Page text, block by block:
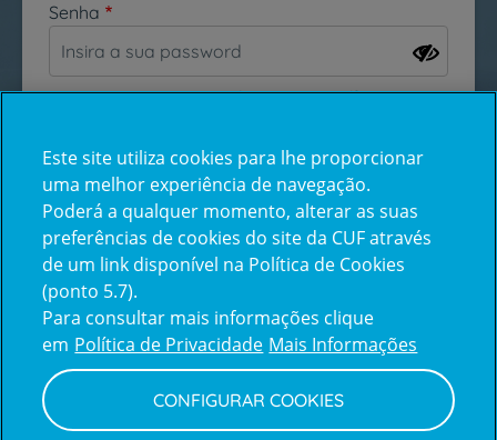
Senha
Esqueceu-se da sua password?
Inicie sessão com a Apple
Centro de Apoio ao Cliente | Política de Privacidade e Cookies
Este site utiliza cookies para lhe proporcionar
uma melhor experiência de navegação.
Poderá a qualquer momento, alterar as suas
preferências de cookies do site da CUF através
de um link disponível na Política de Cookies
(ponto 5.7).
Para consultar mais informações clique
em Política de Privacidade Mais Informações
CONFIGURAR COOKIES